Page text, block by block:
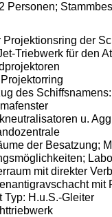
Projektionsring der
Triebwerk für den
des
u.
der Besatzung;
mit direkter
mit
Typ: H.u.S.-Gleiter